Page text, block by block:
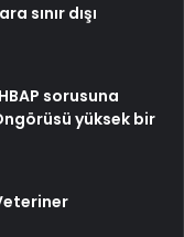
sınır dışı
sorusuna
yüksek bir